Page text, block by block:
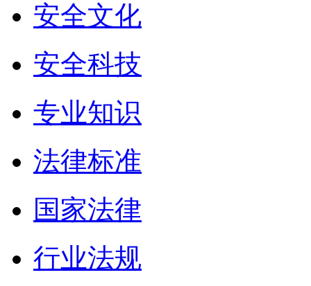
安全文化
安全科技
专业知识
法律标准
国家法律
行业法规